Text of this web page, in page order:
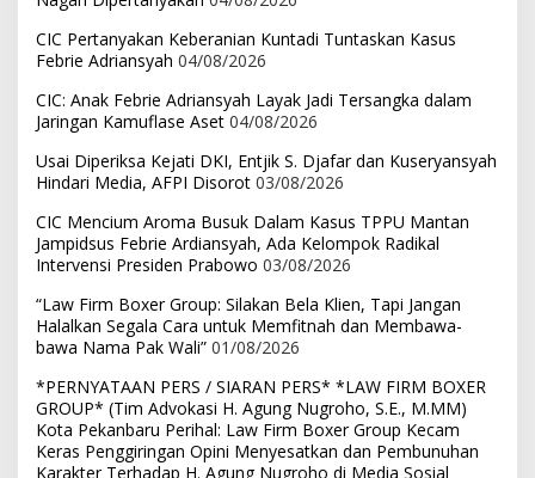
CIC Pertanyakan Keberanian Kuntadi Tuntaskan Kasus
Febrie Adriansyah 04/08/2026
CIC: Anak Febrie Adriansyah Layak Jadi Tersangka dalam
Jaringan Kamuflase Aset 04/08/2026
Usai Diperiksa Kejati DKI, Entjik S. Djafar dan Kuseryansyah
Hindari Media, AFPI Disorot 03/08/2026
CIC Mencium Aroma Busuk Dalam Kasus TPPU Mantan
Jampidsus Febrie Ardiansyah, Ada Kelompok Radikal
Intervensi Presiden Prabowo 03/08/2026
“Law Firm Boxer Group: Silakan Bela Klien, Tapi Jangan
Halalkan Segala Cara untuk Memfitnah dan Membawa-
bawa Nama Pak Wali” 01/08/2026
*PERNYATAAN PERS / SIARAN PERS* *LAW FIRM BOXER
GROUP* (Tim Advokasi H. Agung Nugroho, S.E., M.MM)
Kota Pekanbaru Perihal: Law Firm Boxer Group Kecam
Keras Penggiringan Opini Menyesatkan dan Pembunuhan
Karakter Terhadap H. Agung Nugroho di Media Sosial